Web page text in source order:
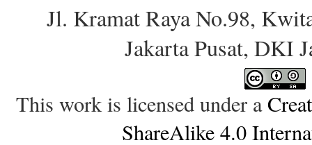
Jl. Kramat Raya No.98,
Jakarta Pusat, DKI
This work is licensed under a
ShareAlike 4.0